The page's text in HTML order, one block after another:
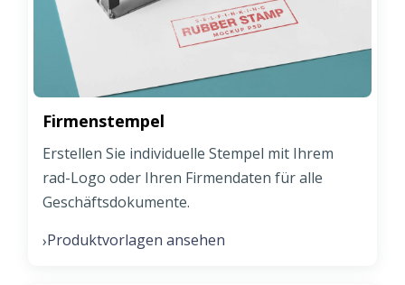
Firmenstempel
Erstellen Sie individuelle Stempel mit Ihrem
rad-Logo oder Ihren Firmendaten für alle
Geschäftsdokumente.
›Produktvorlagen ansehen